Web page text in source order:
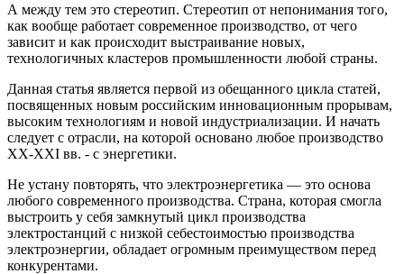
А между тем это стереотип. Стереотип от непонимания того,
как вообще работает современное производство, от чего
зависит и как происходит выстраивание новых,
технологичных кластеров промышленности любой страны.
Данная статья является первой из обещанного цикла статей,
посвященных новым российским инновационным прорывам,
высоким технологиям и новой индустриализации. И начать
следует с отрасли, на которой основано любое производство
XX-XXI вв. - c энергетики.
Не устану повторять, что электроэнергетика — это основа
любого современного производства. Страна, которая смогла
выстроить у себя замкнутый цикл производства
электростанций с низкой себестоимостью производства
электроэнергии, обладает огромным преимуществом перед
конкурентами.